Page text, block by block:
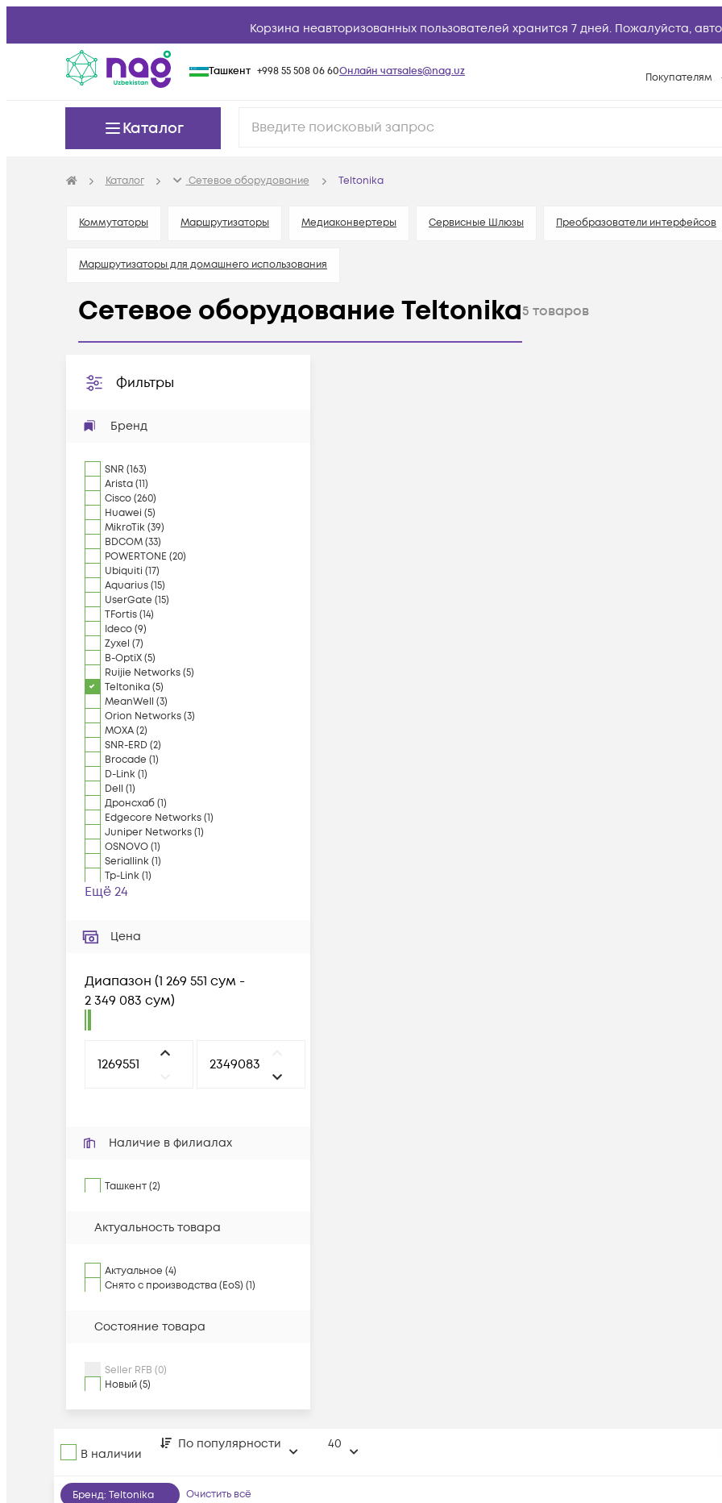
Корзина неавторизованных пользователей хранится 7 дней. Пожалуйста,
Ташкент +998 55 508 06 60Онлайн чатsales@nag.uz Покупателям
Техническая
Каталог
Каталог Сетевое оборудование Teltonika
Коммутаторы Маршрутизаторы Медиаконвертеры Сервисные Шлюзы Преобразователи интерфейсов
Маршрутизаторы для домашнего использования
Сетевое оборудование Teltonika5 товаров
Фильтры
Бренд
SNR (163)
Arista(11)
Cisco(260)
Huawei (5)
MikroTik(39)
BDCOM(33)
POWERTONE (20)
Ubiquiti (17)
Aquarius(15)
UserGate (15)
TFortis(14)
Ideco(9)
Zyxel (7)
B-OptiX(5)
Ruijie Networks(5)
Teltonika(5)
MeanWell (3)
Orion Networks(3)
MOXA(2)
SNR-ERD(2)
Brocade (1)
D-Link(1)
Dell (1)
Дронсхаб(1)
Edgecore Networks(1)
Juniper Networks(1)
OSNOVO(1)
Seriallink(1)
Tp-Link(1)
Ещё 24
Цена
Диапазон (1 269 551 сум -
2 349 083 сум)
Наличие в филиалах
Ташкент (2)
Актуальность товара
Актуальное (4)
Снято с производства (EoS) (1)
Состояние товара
Seller RFB (0)
Новый (5)
В наличии
По популярности 40
Бренд: Teltonika Очистить всё